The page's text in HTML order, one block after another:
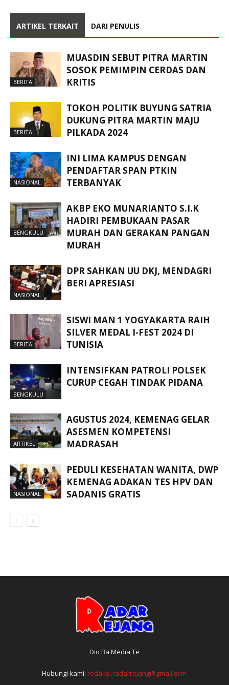
ARTIKEL TERKAIT DARI PENULIS
BERITA
MUASDIN SEBUT PITRA MARTIN
SOSOK PEMIMPIN CERDAS DAN
KRITIS
BERITA
TOKOH POLITIK BUYUNG SATRIA
DUKUNG PITRA MARTIN MAJU
PILKADA 2024
NASIONAL
INI LIMA KAMPUS DENGAN
PENDAFTAR SPAN PTKIN
TERBANYAK
BENGKULU
AKBP EKO MUNARIANTO S.I.K
HADIRI PEMBUKAAN PASAR
MURAH DAN GERAKAN PANGAN
MURAH
NASIONAL
DPR SAHKAN UU DKJ, MENDAGRI
BERI APRESIASI
BERITA
SISWI MAN 1 YOGYAKARTA RAIH
SILVER MEDAL I-FEST 2024 DI
TUNISIA
BENGKULU
INTENSIFKAN PATROLI POLSEK
CURUP CEGAH TINDAK PIDANA
ARTIKEL
AGUSTUS 2024, KEMENAG GELAR
ASESMEN KOMPETENSI
MADRASAH
NASIONAL
PEDULI KESEHATAN WANITA, DWP
KEMENAG ADAKAN TES HPV DAN
SADANIS GRATIS
Dio Ba Media Te
Hubungi kami:redaksi.radarrejang@gmail.com